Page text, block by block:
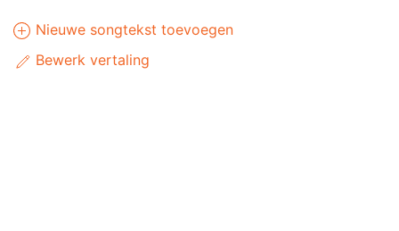
Nieuwe songtekst toevoegen
Bewerk vertaling